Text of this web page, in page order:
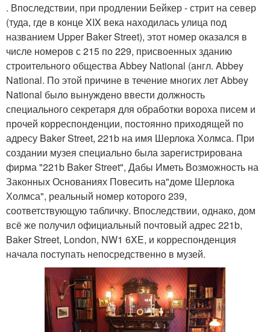
. Впоследствии, при продлении Бейкер - стрит на север
(туда, где в конце XIX века находилась улица под
названием Upper Baker Street), этот номер оказался в
числе номеров с 215 по 229, присвоенных зданию
строительного общества Abbey National (англ. Abbey
National. По этой причине в течение многих лет Abbey
National было вынуждено ввести должность
специального секретаря для обработки вороха писем и
прочей корреспонденции, постоянно приходящей по
адресу Baker Street, 221b на имя Шерлока Холмса. При
создании музея специально была зарегистрирована
фирма "221b Baker Street", Дабы Иметь Возможность на
Законных Основаниях Повесить на"доме Шерлока
Холмса", реальный номер которого 239,
соответствующую табличку. Впоследствии, однако, дом
всё же получил официальный почтовый адрес 221b,
Baker Street, London, NW1 6XE, и корреспонденция
начала поступать непосредственно в музей.